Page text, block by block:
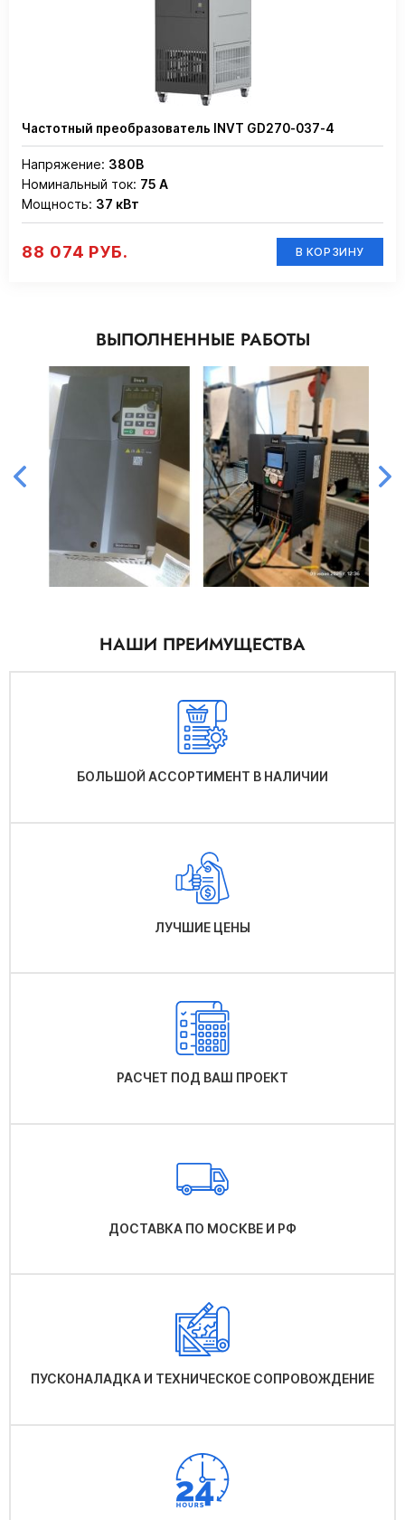
Частотный преобразователь INVT GD270-037-4
Напряжение: 380В
Номинальный ток: 75 А
Мощность: 37 кВт
88 074 РУБ. В КОРЗИНУ
ВЫПОЛНЕННЫЕ РАБОТЫ
НАШИ ПРЕИМУЩЕСТВА
БОЛЬШОЙ АССОРТИМЕНТ В НАЛИЧИИ
ЛУЧШИЕ ЦЕНЫ
РАСЧЕТ ПОД ВАШ ПРОЕКТ
ДОСТАВКА ПО МОСКВЕ И РФ
ПУСКОНАЛАДКА И ТЕХНИЧЕСКОЕ СОПРОВОЖДЕНИЕ